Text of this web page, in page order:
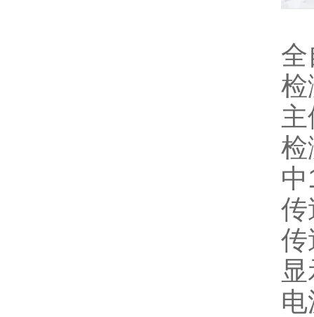
检
检
传
传